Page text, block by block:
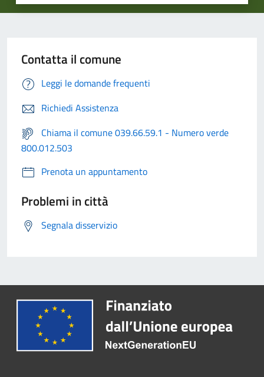
Contatta il comune
Leggi le domande frequenti
Richiedi Assistenza
Chiama il comune 039.66.59.1 - Numero verde
800.012.503
Prenota un appuntamento
Problemi in città
Segnala disservizio